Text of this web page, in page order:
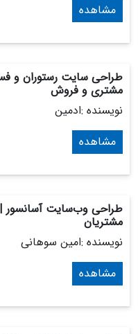
مشاهده
طراحی سایت رستوران و
مشتری و فروش
نویسنده :ادمین
مشاهده
طراحی وب‌سایت آسانسور
مشتریان
نویسنده :امین سوهانی
مشاهده